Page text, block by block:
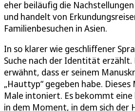
eher beiläufig die
und handelt von
Familienbesuchen in Asien.
In so klarer wie geschliffener
Suche nach der Identität erzählt.
erwähnt, dass er seinem
„Hauttyp“ gegeben habe.
Male intoniert. Es bekommt
in dem Moment, in dem sich der